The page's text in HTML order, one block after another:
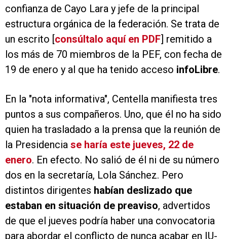
confianza de Cayo Lara y jefe de la principal
estructura orgánica de la federación. Se trata de
un escrito [consúltalo aquí en PDF] remitido a
los más de 70 miembros de la PEF, con fecha de
19 de enero y al que ha tenido acceso infoLibre.
En la "nota informativa", Centella manifiesta tres
puntos a sus compañeros. Uno, que él no ha sido
quien ha trasladado a la prensa que la reunión de
la Presidencia se haría este jueves, 22 de
enero. En efecto. No salió de él ni de su número
dos en la secretaría, Lola Sánchez. Pero
distintos dirigentes habían deslizado que
estaban en situación de preaviso, advertidos
de que el jueves podría haber una convocatoria
para abordar el conflicto de nunca acabar en IU-